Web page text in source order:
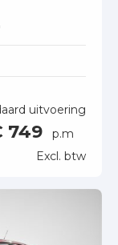
uitvoering
749
p.m
Excl. btw